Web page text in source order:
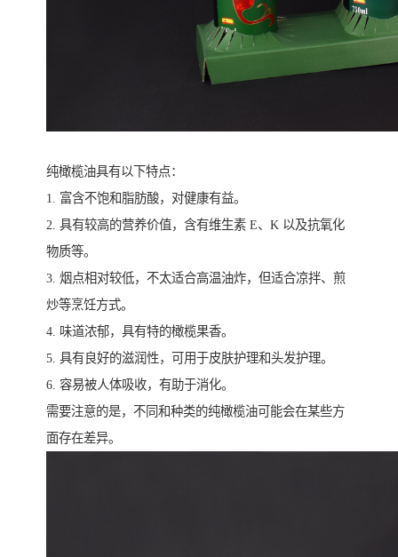
纯橄榄油具有以下特点：
1. 富含不饱和脂肪酸，对健康有益。
2. 具有较高的营养价值，含有维生素 E、K 以及抗氧化
物质等。
3. 烟点相对较低，不太适合高温油炸，但适合凉拌、煎
炒等烹饪方式。
4. 味道浓郁，具有特的橄榄果香。
5. 具有良好的滋润性，可用于皮肤护理和头发护理。
6. 容易被人体吸收，有助于消化。
需要注意的是，不同和种类的纯橄榄油可能会在某些方
面存在差异。